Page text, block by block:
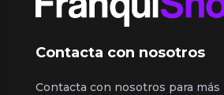
Contacta con nosotros
Contacta con nosotros para